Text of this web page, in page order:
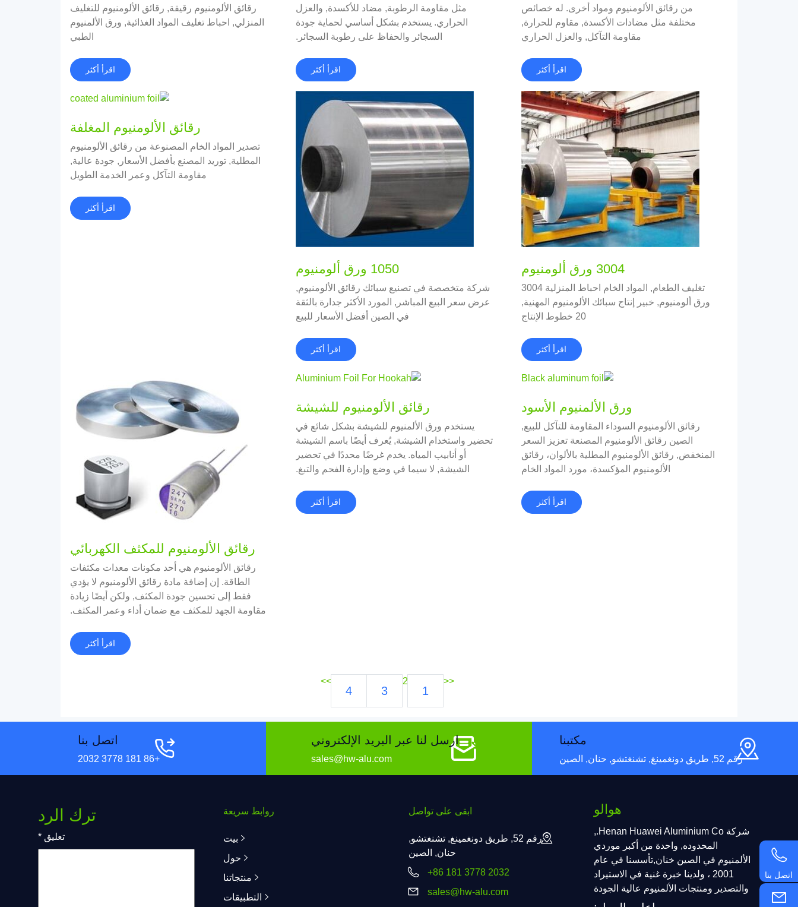
من رقائق الألومنيوم ومواد أخرى. له خصائص
مختلفة مثل مضادات الأكسدة, مقاوم للحرارة,
مقاومة التآكل, والعزل الحراري
اقرأ أكثر
مثل مقاومة الرطوبة, مضاد للأكسدة, والعزل
الحراري. يستخدم بشكل أساسي لحماية جودة
السجائر والحفاظ على رطوبة السجائر.
اقرأ أكثر
رقائق الألومنيوم رقيقة, رقائق الألومنيوم للتغليف
المنزلي, احباط تغليف المواد الغذائية, ورق الألمنيوم
الطبي
اقرأ أكثر
3004 ورق ألومنيوم
تغليف الطعام, المواد الخام احباط المنزلية 3004
ورق ألومنيوم, خبير إنتاج سبائك الألومنيوم المهنية,
20 خطوط الإنتاج
اقرأ أكثر
1050 ورق ألومنيوم
شركة متخصصة في تصنيع سبائك رقائق الألومنيوم,
عرض سعر البيع المباشر, المورد الأكثر جدارة بالثقة
في الصين أفضل الأسعار للبيع
اقرأ أكثر
رقائق الألومنيوم المغلفة
تصدير المواد الخام المصنوعة من رقائق الألومنيوم
المطلية, توريد المصنع بأفضل الأسعار, جودة عالية,
مقاومة التآكل وعمر الخدمة الطويل
اقرأ أكثر
ورق الألمنيوم الأسود
رقائق الألومنيوم السوداء المقاومة للتآكل للبيع,
الصين رقائق الألومنيوم المصنعة تعزيز السعر
المنخفض, رقائق الألومنيوم المطلية بالألوان، رقائق
الألومنيوم المؤكسدة، مورد المواد الخام
اقرأ أكثر
رقائق الألومنيوم للشيشة
يستخدم ورق الألمنيوم للشيشة بشكل شائع في
تحضير واستخدام الشيشة, يُعرف أيضًا باسم الشيشة
أو أنابيب المياه. يخدم غرضًا محددًا في تحضير
الشيشة, لا سيما في وضع وإدارة الفحم والتبغ.
اقرأ أكثر
رقائق الألومنيوم للمكثف الكهربائي
رقائق الألومنيوم هي أحد مكونات معدات مكثفات
الطاقة. إن إضافة مادة رقائق الألومنيوم لا يؤدي
فقط إلى تحسين جودة المكثف, ولكن أيضًا زيادة
مقاومة الجهد للمكثف مع ضمان أداء وعمر المكثف.
اقرأ أكثر
<<
1
2
3
4
>>
مكتبنا
رقم 52, طريق دونغمينغ, تشنغتشو, حنان, الصين
ارسل لنا عبر البريد الإلكتروني
sales@hw-alu.com
اتصل بنا
+86 181 3778 2032
هوالو
شركة Henan Huawei Aluminium Co.,
المحدوده, واحدة من أكبر موردي
الألمنيوم في الصين خنان,تأسسنا في عام
2001 ، ولدينا خبرة غنية في الاستيراد
والتصدير ومنتجات الألمنيوم عالية الجودة
ابقى على تواصل
رقم 52, طريق دونغمينغ, تشنغتشو,
حنان, الصين
+86 181 3778 2032
sales@hw-alu.com
روابط سريعة
بيت
حول
منتجاتنا
التطبيقات
ترك الرد
تعليق *
اتصل بنا